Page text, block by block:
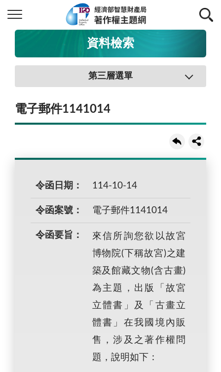
資料檢索
第三層選單
電子郵件1141014
令函日期： 114-10-14
令函案號： 電子郵件1141014
令函要旨：
來信所詢您欲以故宮
博物院(下稱故宮)之建
築及館藏文物(含古畫)
為主題，出版「故宮
立體書」及「古畫立
體書」在我國境內販
售，涉及之著作權問
題，說明如下：